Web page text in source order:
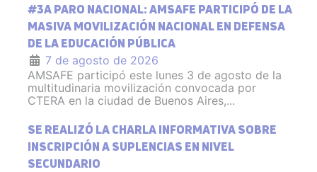
#3A PARO NACIONAL: AMSAFE PARTICIPÓ DE LA
MASIVA MOVILIZACIÓN NACIONAL EN DEFENSA
DE LA EDUCACIÓN PÚBLICA
7 de agosto de 2026
AMSAFE participó este lunes 3 de agosto de la
multitudinaria movilización convocada por
CTERA en la ciudad de Buenos Aires,...
SE REALIZÓ LA CHARLA INFORMATIVA SOBRE
INSCRIPCIÓN A SUPLENCIAS EN NIVEL
SECUNDARIO